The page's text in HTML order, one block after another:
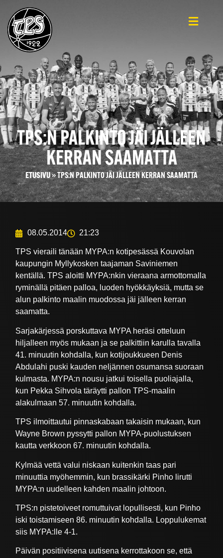
TPS:N PALKINTO JÄI JÄLLEEN
KERRAN SAAMATTA
ETUSIVU»TPS:N PALKINTO JÄI JÄLLEEN KERRAN SAAMATTA
08.05.2014 21:23
TPS vieraili tänään MYPA:n kotipesässä Kouvolan
kaupungin Myllykosken taajaman Saviniemen
kentällä. TPS aloitti MYPA:nkin vieraana armottomalla
ryminällä pitäen palloa, luoden hyökkäyksiä, mutta se
alun palkinto maalin muodossa jäi jälleen kerran
saamatta.
Sarjakärjessä porskuttava MYPA heräsi otteluun
hiljalleen myös mukaan ja se palkittiin karulla tavalla
41. minuutin kohdalla, kun kotijoukkueen Denis
Abdulahi puski kauden neljännen osumansa suoraan
kulmasta. MYPA:n nousu jatkui toisella puoliajalla,
kun Pekka Sihvola täräytti pallon TPS-maalin
alakulmaan 57. minuutin kohdalla.
TPS ilmoittautui pinnaskabaan takaisin mukaan, kun
Wayne Brown pyssytti pallon MYPA-puolustuksen
kautta verkkoon 67. minuutin kohdalla.
Kylmää vettä valui niskaan kuitenkin taas pari
minuuttia myöhemmin, kun brassikärki Pinho lirutti
MYPA:n uudelleen kahden maalin johtoon.
TPS:n pistetoiveet romuttuivat lopullisesti, kun Pinho
iski toistamiseen 86. minuutin kohdalla. Loppulukemat
siis MYPA:lle 4-1.
Päivän positiivisena uutisena kerrottakoon se, että